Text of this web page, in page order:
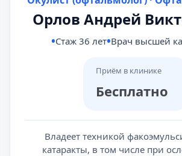
Орлов Андрей
Стаж 36 лет Врач высшей
Приём в клинике
Бесплатно
Владеет техникой
катаракты, в том числе при